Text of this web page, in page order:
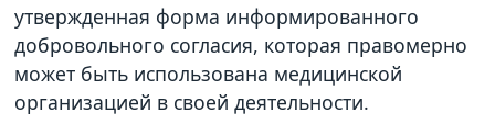
утвержденная форма информированного
добровольного согласия, которая правомерно
может быть использована медицинской
организацией в своей деятельности.